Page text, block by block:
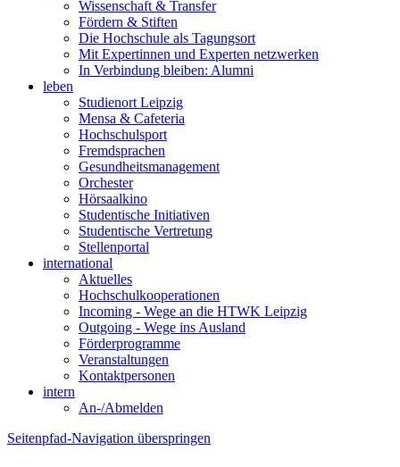
Wissenschaft & Transfer
Fördern & Stiften
Die Hochschule als Tagungsort
Mit Expertinnen und Experten netzwerken
In Verbindung bleiben: Alumni
leben
Studienort Leipzig
Mensa & Cafeteria
Hochschulsport
Fremdsprachen
Gesundheitsmanagement
Orchester
Hörsaalkino
Studentische Initiativen
Studentische Vertretung
Stellenportal
international
Aktuelles
Hochschulkooperationen
Incoming - Wege an die HTWK Leipzig
Outgoing - Wege ins Ausland
Förderprogramme
Veranstaltungen
Kontaktpersonen
intern
An-/Abmelden
Seitenpfad-Navigation überspringen